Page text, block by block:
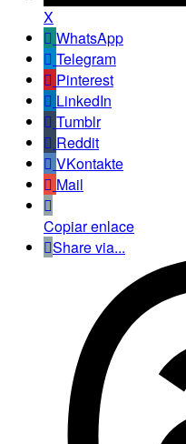
X
WhatsApp
Telegram
Pinterest
LinkedIn
Tumblr
Reddit
VKontakte
Mail
Copiar enlace
Share via...